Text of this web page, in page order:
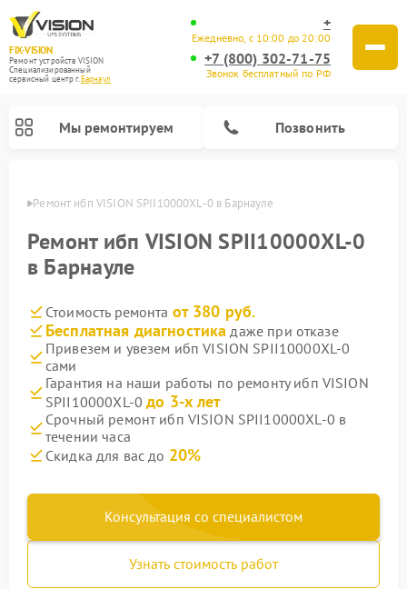
FIX-VISION
Ремонт устройств VISION
Специализированный
cервисный центр г.Барнаул
+
Ежедневно, с 10:00 до 20:00
+7 (800) 302-71-75
Звонок бесплатный по РФ
Мы ремонтируем Позвонить
Ремонт ибп VISION SPII10000XL-0 в Барнауле
Ремонт ибп VISION SPII10000XL-0
в Барнауле
Стоимость ремонта от 380 руб.
Бесплатная диагностика даже при отказе
Привезем и увезем ибп VISION SPII10000XL-0
сами
Гарантия на наши работы по ремонту ибп VISION
SPII10000XL-0до 3-х лет
Срочный ремонт ибп VISION SPII10000XL-0 в
течении часа
Скидка для вас до 20%
Консультация со специалистом
Узнать стоимость работ